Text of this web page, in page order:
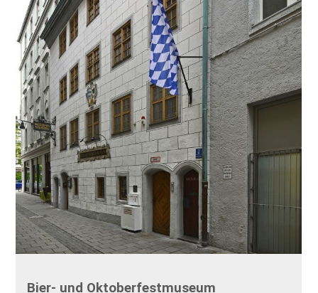
Bier- und Oktoberfestmuseum